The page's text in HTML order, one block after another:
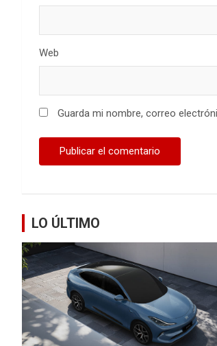
Web
Guarda mi nombre, correo
LO ÚLTIMO